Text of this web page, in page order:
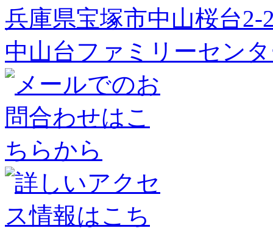
兵庫県宝塚市中山桜台2-
中山台ファミリーセン